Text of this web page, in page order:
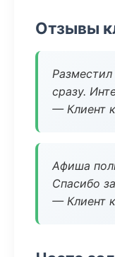
Отзывы
сразу.
— Клиент
Афиша
Спасибо
— Клиент